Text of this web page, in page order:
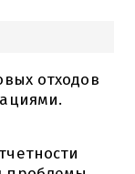
отходов